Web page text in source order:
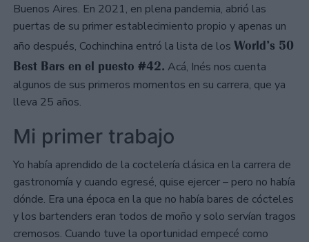
Buenos Aires. En 2021, en plena pandemia, abrió las
puertas de su primer establecimiento propio y apenas un
año después, Cochinchina entró la lista de los World’s 50
Best Bars en el puesto #42. Acá, Inés nos cuenta
algunos de sus primeros momentos en su carrera, que ya
lleva 25 años.
Mi primer trabajo
Yo había aprendido de la coctelería clásica en la carrera de
gastronomía y cuando egresé, quise ejercer – pero no había
dónde. Era una época en la que no había bares de cócteles
y los bartenders eran todos de moño y solo servían tragos
cremosos. Cuando tuve la oportunidad empecé como